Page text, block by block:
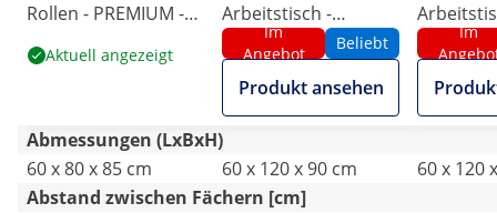
Rollen - PREMIUM -
60 x 80 cm - 135 kg -
Royal Catering
Aktuell angezeigt
Arbeitstisch -
PREMIUM - 120 x 60
cm - 210 kg -
klappbar - Royal
Im
Angebot
Beliebt
Produkt ansehen
120 x
Catering
Im
Abmessungen (LxBxH)
60 x 80 x 85 cm
60 x 120 x 90 cm
60 x 120
Abstand zwischen Fächern [cm]